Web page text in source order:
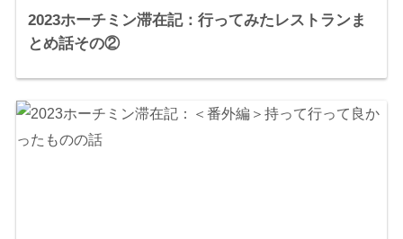
2023ホーチミン滞在記：行ってみたレストランま
とめ話その②